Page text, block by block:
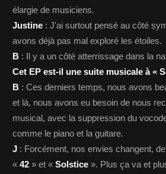
élargie de musiciens.
Justine : J'ai surtout pensé au côté
avons déjà pas mal exploré les étoiles.
B : Il y a un côté atterrissage dans la
Cet EP est-il une suite musicale à «
B : Ces derniers temps, nous avons
et là, nous avons eu besoin de nous
musical, avec la suppression du
comme le piano et la guitare.
J : Forcément, nos envies changent,
« 42 » et « Solstice ». Plus ça va et